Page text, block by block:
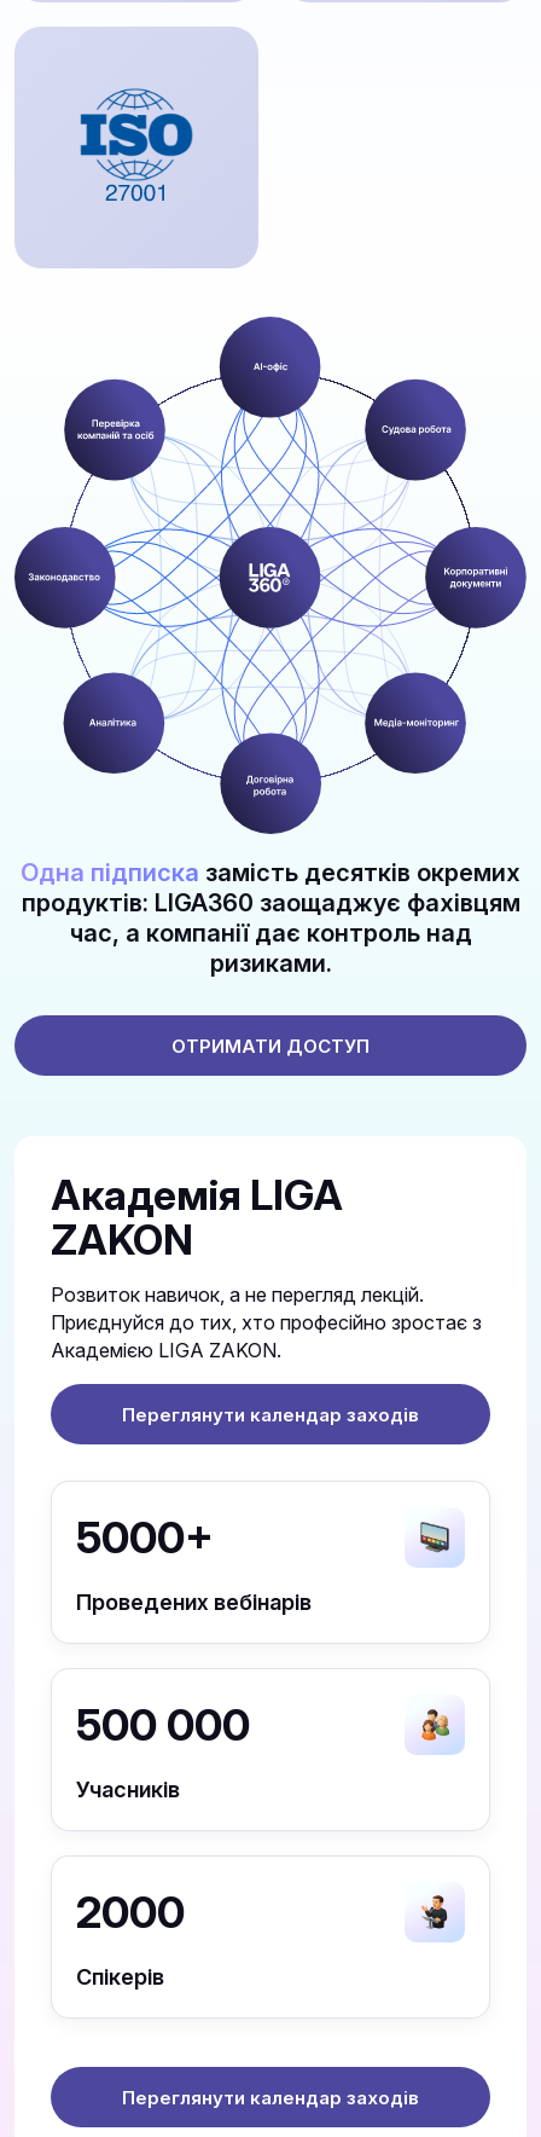
Одна підписка замість десятків окремих
продуктів: LIGA360 заощаджує фахівцям
час, а компанії дає контроль над
ризиками.
ОТРИМАТИ ДОСТУП
Академія LIGA
ZAKON
Розвиток навичок, а не перегляд лекцій.
Приєднуйся до тих, хто професійно зростає з
Академією LIGA ZAKON.
Переглянути календар заходів
5000+
Проведених вебінарів
500 000
Учасників
2000
Спікерів
Переглянути календар заходів